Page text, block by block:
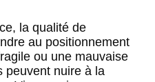
la qualité de
au positionnement
ou une mauvaise
peuvent nuire à la